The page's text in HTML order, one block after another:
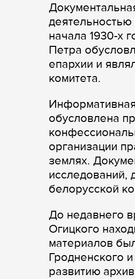
начала 1930-х
Петра
епархии и
комитета.
обусловлена
организации
землях.
исследований,
белорусской
До недавнего
Огицкого
материалов
Гродненского
развитию